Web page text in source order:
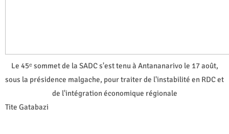
Le 45ᵉ sommet de la SADC s'est tenu à Antananarivo le 17 août,
sous la présidence malgache, pour traiter de l'instabilité en RDC et
de l'intégration économique régionale
Tite Gatabazi